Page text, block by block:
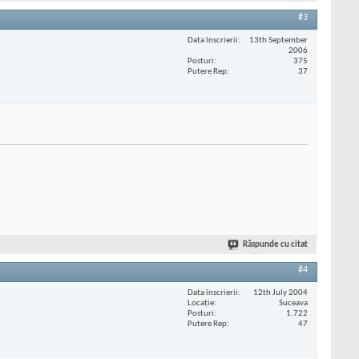
#3
Data înscrierii
13th September
2006
Posturi
375
Putere Rep
37
Răspunde cu citat
#4
Data înscrierii
12th July 2004
Locaţie
Suceava
Posturi
1.722
Putere Rep
47